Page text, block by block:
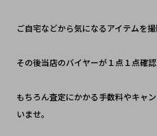
ご自宅などから気になるアイテムを
その後当店のバイヤーが１点１点確
もちろん査定にかかる手数料やキャ
いませ。